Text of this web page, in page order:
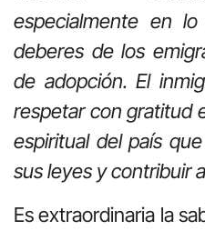
especialmente en
deberes de los
de adopción. El
respetar con gratitud
espiritual del país
sus leyes y contribuir
Es extraordinaria la